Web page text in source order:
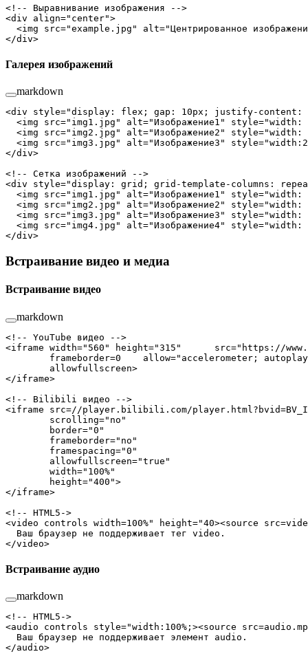
<!-- Выравнивание изображения -->
<div align="center">
  <
img src="example.jpg" alt="Центрированное
</div>
Галерея изображений
markdown
<div style="display: flex; gap: 10px; justify-content:
  <
img src="img1.jpg" alt="Изображение1" style="width:
  <
img src="img2.jpg" alt="Изображение2" style="width:
  <
img src="img3.jpg" alt="Изображение3" style=
</div>
<!-- Сетка изображений -->
<div style="display: grid; grid-template-columns:
  <
img src="img1.jpg" alt="Изображение1" style="width:
  <
img src="img2.jpg" alt="Изображение2" style="width:
  <
img src="img3.jpg" alt="Изображение3" style="width:
  <
img src="img4.jpg" alt="Изображение4" style="width:
</div>
Встраивание видео и медиа
Встраивание видео
markdown
<!-- YouTube видео -->
<iframe width="560" height="315"
      src
="https://
        frameborder
=0
    allow
="accelerometer;
        allowfullscreen
>
</iframe>
<!-- Bilibili видео -->
<iframe src=//player.bilibili.com/player.html?bvid=
        scrolling
="no"
        border
="0"
        frameborder
="no"
        framespacing
="0"
        allowfullscreen
="true"
        width
="100%"
        height
="400">
</iframe>
<!-- HTML5->
<video controls width=100%" height="40><source
  Ваш браузер не поддерживает тег video.
</video>
Встраивание аудио
markdown
<!-- HTML5->
<audio controls style="width:100%;><source
  Ваш браузер не поддерживает элемент audio.
</audio>